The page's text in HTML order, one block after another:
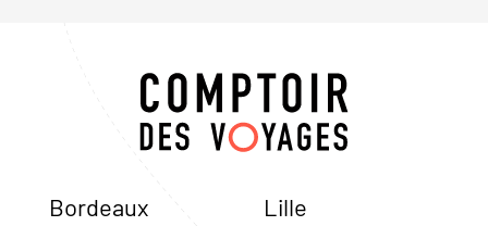
Bordeaux Lille